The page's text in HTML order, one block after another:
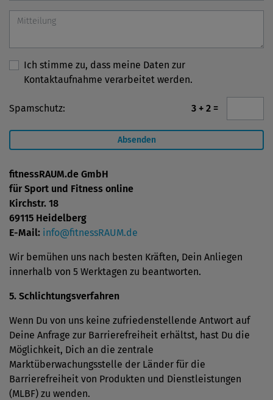
Ich stimme zu, dass meine Daten zur
Kontaktaufnahme verarbeitet werden.
Spamschutz: 3 + 2 =
fitnessRAUM.de GmbH
für Sport und Fitness online
Kirchstr. 18
69115 Heidelberg
E-Mail: info@fitnessRAUM.de
Wir bemühen uns nach besten Kräften, Dein Anliegen
innerhalb von 5 Werktagen zu beantworten.
5. Schlichtungsverfahren
Wenn Du von uns keine zufriedenstellende Antwort auf
Deine Anfrage zur Barrierefreiheit erhältst, hast Du die
Möglichkeit, Dich an die zentrale
Marktüberwachungsstelle der Länder für die
Barrierefreiheit von Produkten und Dienstleistungen
(MLBF) zu wenden.